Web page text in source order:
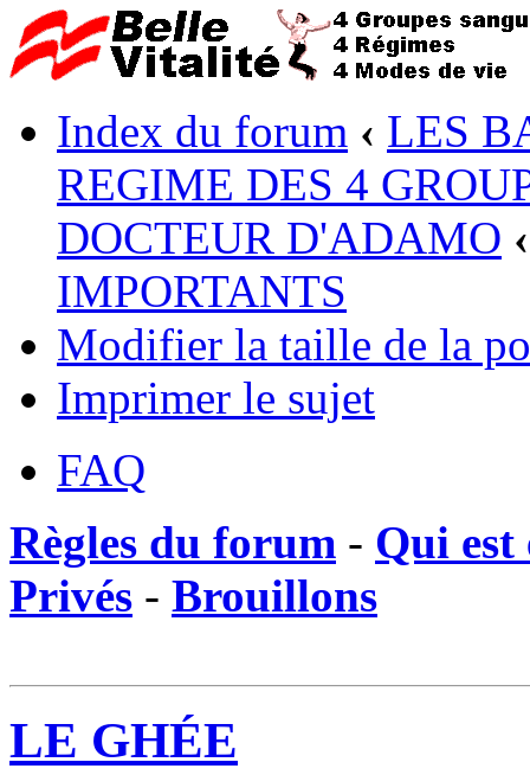
Index du forum ‹ LES
REGIME DES 4
DOCTEUR D'ADAMO ‹
IMPORTANTS
Modifier la taille de la
Imprimer le sujet
FAQ
Règles du forum - Qui est
Privés - Brouillons
LE GHÉE